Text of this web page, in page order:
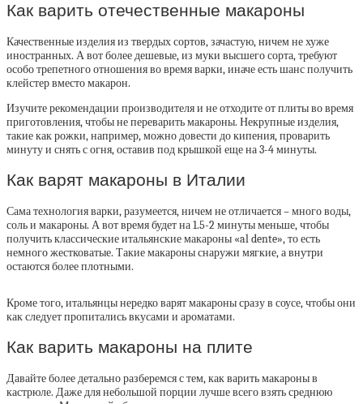
Как варить отечественные макароны
Качественные изделия из твердых сортов, зачастую, ничем не хуже
иностранных. А вот более дешевые, из муки высшего сорта, требуют
особо трепетного отношения во время варки, иначе есть шанс получить
клейстер вместо макарон.
Изучите рекомендации производителя и не отходите от плиты во время
приготовления, чтобы не переварить макароны. Некрупные изделия,
такие как рожки, например, можно довести до кипения, проварить
минуту и снять с огня, оставив под крышкой еще на 3-4 минуты.
Как варят макароны в Италии
Сама технология варки, разумеется, ничем не отличается – много воды,
соль и макароны. А вот время будет на 1.5-2 минуты меньше, чтобы
получить классические итальянские макароны «al dente», то есть
немного жестковатые. Такие макароны снаружи мягкие, а внутри
остаются более плотными.
Кроме того, итальянцы нередко варят макароны сразу в соусе, чтобы они
как следует пропитались вкусами и ароматами.
Как варить макароны на плите
Давайте более детально разберемся с тем, как варить макароны в
кастрюле. Даже для небольшой порции лучше всего взять среднюю